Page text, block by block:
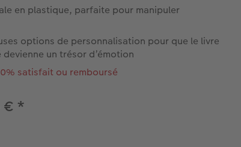
en plastique, parfaite pour manipuler
options de personnalisation pour que le livre
un trésor d’émotion
satisfait ou remboursé
€ *